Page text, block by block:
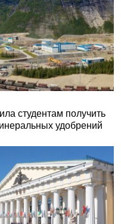
студентам получить
удобрений